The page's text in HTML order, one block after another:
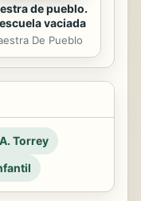
de pueblo.
vaciada
De Pueblo
Torrey